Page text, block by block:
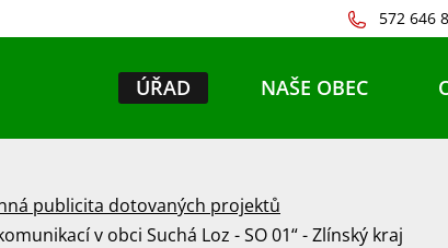
572 646
ÚŘAD NAŠE OBEC
publicita dotovaných projektů
v obci Suchá Loz - SO 01“ - Zlínský kraj